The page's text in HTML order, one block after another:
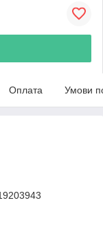
Оплата Умови